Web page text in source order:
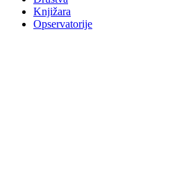
Knjižara
Opservatorije